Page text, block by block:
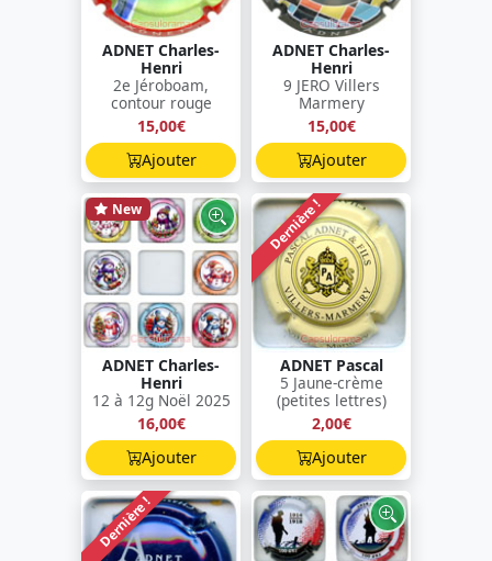
ADNET Charles-
Henri
2e Jéroboam,
contour rouge
15,00€
Ajouter
ADNET Charles-
Henri
9 JERO Villers
Marmery
15,00€
Ajouter
New
ADNET Charles-
Henri
12 à 12g Noël 2025
16,00€
Ajouter
Dernière !
ADNET Pascal
5 Jaune-crème
(petites lettres)
2,00€
Ajouter
Dernière !